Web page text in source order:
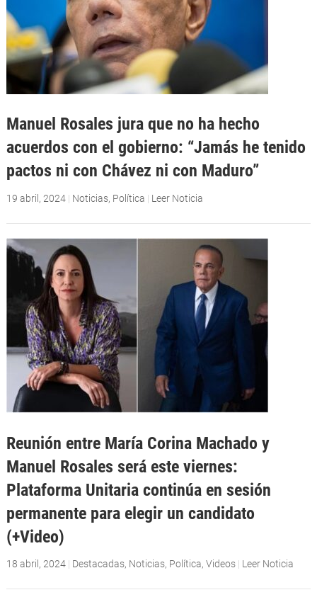
Manuel Rosales jura que no ha hecho
acuerdos con el gobierno: “Jamás he tenido
pactos ni con Chávez ni con Maduro”
19 abril, 2024| Noticias, Política | Leer Noticia
Reunión entre María Corina Machado y
Manuel Rosales será este viernes:
Plataforma Unitaria continúa en sesión
permanente para elegir un candidato
(+Video)
18 abril, 2024| Destacadas, Noticias, Política, Videos | Leer Noticia